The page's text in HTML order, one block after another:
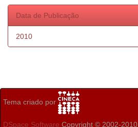
Data de Publicação
2010
Tema criado por
DSpace Software Copyright © 2002-2010